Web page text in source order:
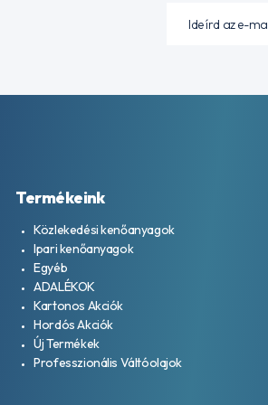
Termékeink
Közlekedési kenőanyagok
Ipari kenőanyagok
Egyéb
ADALÉKOK
Kartonos Akciók
Hordós Akciók
Új Termékek
Professzionális Váltóolajok